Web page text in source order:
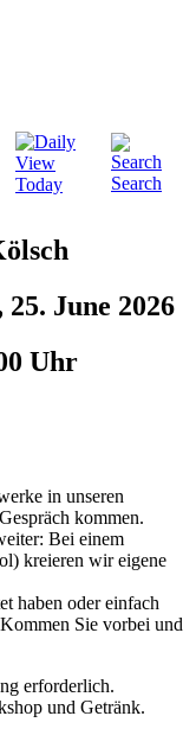
Today Search
June 2026
Uhr
in unseren
kommen.
Bei einem
kreieren wir eigene
haben oder einfach
Sie vorbei und
erforderlich.
und Getränk.